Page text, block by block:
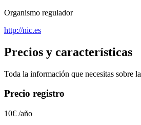
Organismo regulador
http://nic.es
Precios y características
Toda la información que necesitas sobre
Precio registro
10€ /año